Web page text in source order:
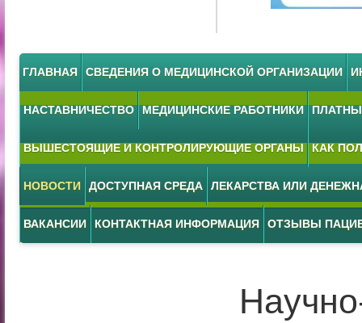
ГЛАВНАЯ СВЕДЕНИЯ О МЕДИЦИНСКОЙ ОРГАНИЗАЦИИ
НАСТАВНИЧЕСТВО МЕДИЦИНСКИЕ РАБОТНИКИ
ВЫШЕСТОЯЩИЕ И КОНТРОЛИРУЮЩИЕ ОРГАНЫ КАК
НОВОСТИ ДОСТУПНАЯ СРЕДА ЛЕКАРСТВА ИЛИ
ВАКАНСИИ КОНТАКТНАЯ ИНФОРМАЦИЯ ОТЗЫВЫ